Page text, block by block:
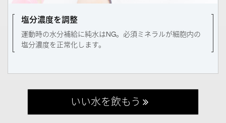
塩分濃度を調整
運動時の水分補給に純水はNG。必須ミネラルが細胞内の
塩分濃度を正常化します。
いい水を飲もう